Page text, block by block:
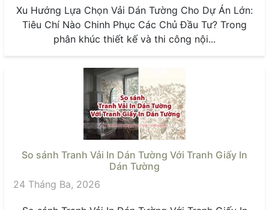
Xu Hướng Lựa Chọn Vải Dán Tường Cho Dự Án Lớn:
Tiêu Chí Nào Chinh Phục Các Chủ Đầu Tư? Trong
phân khúc thiết kế và thi công nội...
So sánh Tranh Vải In Dán Tường Với Tranh Giấy In
Dán Tường
24 Tháng Ba, 2026